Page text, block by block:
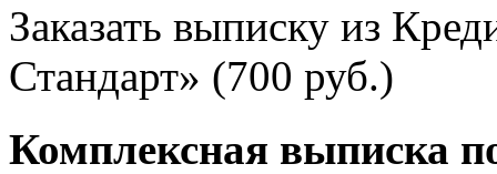
Заказать выписку из
Стандарт» (700 руб.)
Комплексная выписка